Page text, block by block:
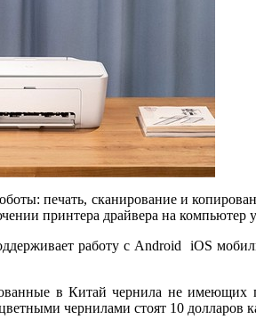
печать, сканирование и
принтера драйвера на компьютер
работу с Android iOS
в Китай чернила не имеющих
чернилами стоят 10 долларов